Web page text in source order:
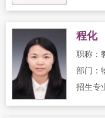
程化
职称：
部门：
招生专